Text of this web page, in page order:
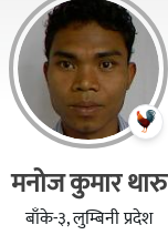
मनोज कुमार थारु
बाँके-३, लुम्बिनी प्रदेश